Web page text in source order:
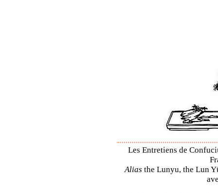
Les Entretiens de
Alias the Lunyu, the Lun